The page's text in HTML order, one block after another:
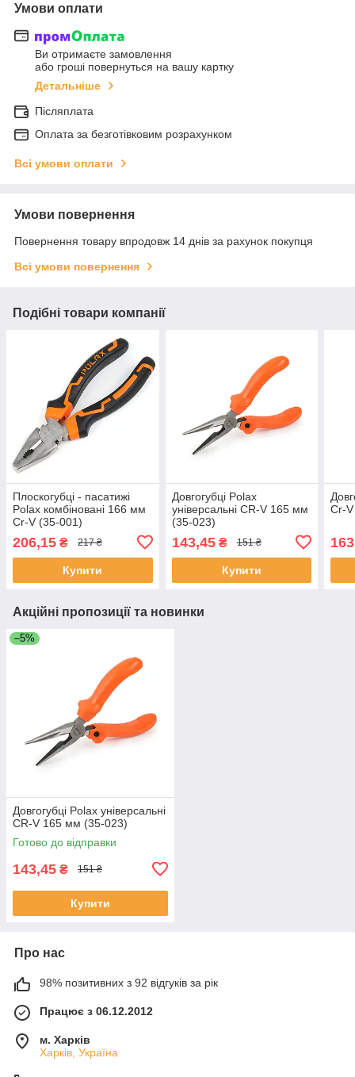
Умови оплати
Ви отримаєте замовлення
або гроші повернуться на вашу картку
Детальніше
Післяплата
Оплата за безготівковим розрахунком
Всі умови оплати
Умови повернення
Повернення товару впродовж 14 днів за рахунок покупця
Всі умови повернення
Подібні товари компанії
Плоскогубці - пасатижі
Polax комбіновані 166 мм
Cr-V (35-001)
206,15 ₴ 217 ₴
Купити
Довгогубці Polax
універсальні CR-V 165 мм
(35-023)
143,45₴ 151 ₴
Купити
Cr-
Акційні пропозиції та новинки
–5%
Довгогубці Polax універсальні
CR-V 165 мм (35-023)
Готово до відправки
143,45 ₴ 151 ₴
Купити
Про нас
98% позитивних з 92 відгуків за рік
Працює з 06.12.2012
м. Харків
Харків, Україна